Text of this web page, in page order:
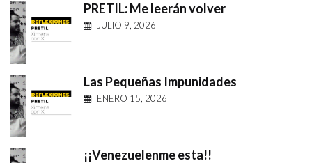
PRETIL: Me leerán volver
JULIO 9, 2026
Las Pequeñas Impunidades
ENERO 15, 2026
¡¡Venezuelenme esta!!